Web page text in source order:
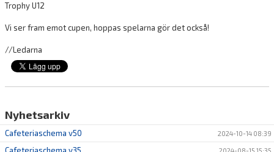
Trophy U12
Vi ser fram emot cupen, hoppas spelarna gör det också!
//Ledarna
Nyhetsarkiv
Cafeteriaschema v50 2024-10-14 08:39